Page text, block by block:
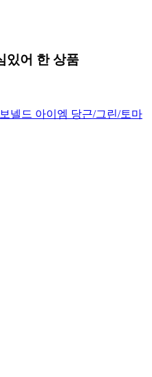
있어 한 상품
넬드 아이엠 당근/그린/토마